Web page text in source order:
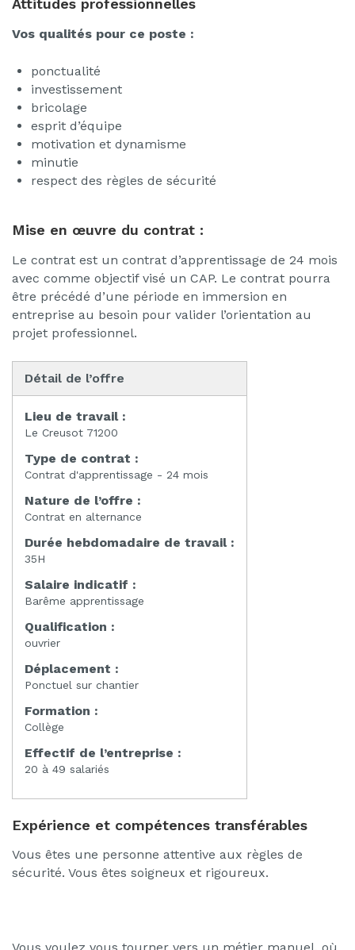
Attitudes professionnelles
Vos qualités pour ce poste :
ponctualité
investissement
bricolage
esprit d’équipe
motivation et dynamisme
minutie
respect des règles de sécurité
Mise en œuvre du contrat :
Le contrat est un contrat d’apprentissage de 24 mois
avec comme objectif visé un CAP. Le contrat pourra
être précédé d’une période en immersion en
entreprise au besoin pour valider l’orientation au
projet professionnel.
Détail de l’offre
Lieu de travail :
Le Creusot 71200
Type de contrat :
Contrat d'apprentissage - 24 mois
Nature de l’offre :
Contrat en alternance
Durée hebdomadaire de travail :
35H
Salaire indicatif :
Barême apprentissage
Qualification :
ouvrier
Déplacement :
Ponctuel sur chantier
Formation :
Collège
Effectif de l’entreprise :
20 à 49 salariés
Expérience et compétences transférables
Vous êtes une personne attentive aux règles de
sécurité. Vous êtes soigneux et rigoureux.